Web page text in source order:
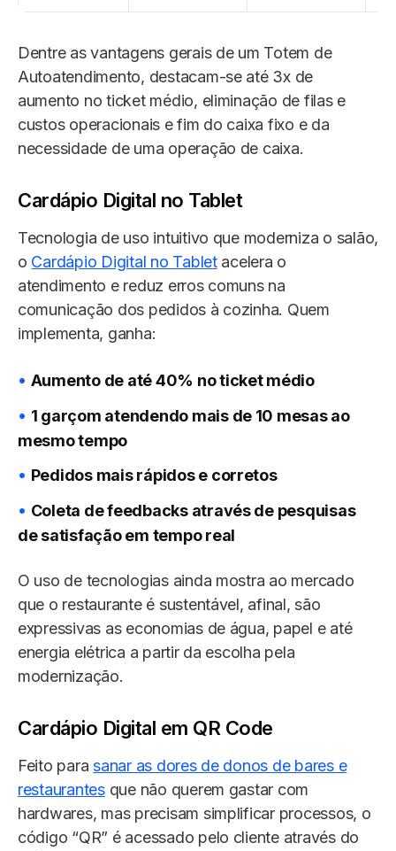
Dentre as vantagens gerais de um Totem de
Autoatendimento, destacam-se até 3x de
aumento no ticket médio, eliminação de filas e
custos operacionais e fim do caixa fixo e da
necessidade de uma operação de caixa.
Cardápio Digital no Tablet
Tecnologia de uso intuitivo que moderniza o salão,
o Cardápio Digital no Tabletacelera o
atendimento e reduz erros comuns na
comunicação dos pedidos à cozinha. Quem
implementa, ganha:
Aumento de até 40% no ticket médio
1 garçom atendendo mais de 10 mesas ao
mesmo tempo
Pedidos mais rápidos e corretos
Coleta de feedbacks através de pesquisas
de satisfação em tempo real
O uso de tecnologias ainda mostra ao mercado
que o restaurante é sustentável, afinal, são
expressivas as economias de água, papel e até
energia elétrica a partir da escolha pela
modernização.
Cardápio Digital em QR Code
Feito parasanar as dores de donos de bares e
restaurantesque não querem gastar com
hardwares, mas precisam simplificar processos, o
código “QR” é acessado pelo cliente através do